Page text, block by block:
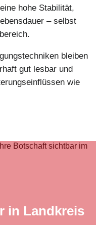
hohe Stabilität,
– selbst
bleiben
gut lesbar und
wie
in Landkreis